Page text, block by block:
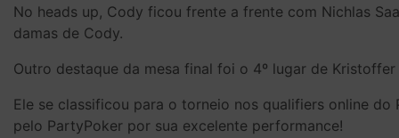
No heads up, Cody ficou frente a frente com Nichlas
damas de Cody.
Outro destaque da mesa final foi o 4º lugar de Kristoffer
Ele se classificou para o torneio nos qualifiers online
pelo PartyPoker por sua excelente performance!